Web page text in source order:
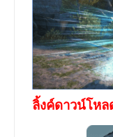
ลิ้งค์ดาวน์โหล